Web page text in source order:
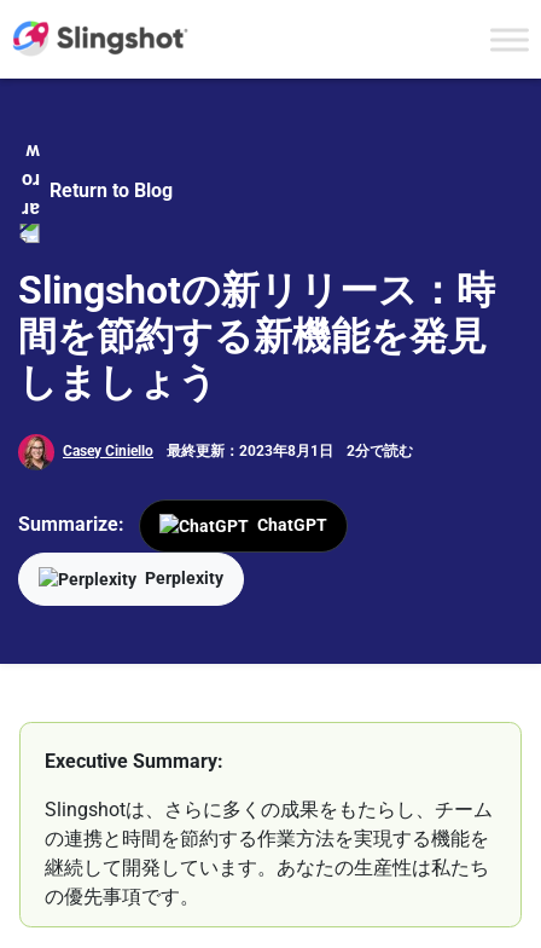
Return to Blog
Slingshotの新リリース：時
間を節約する新機能を発見
しましょう
Casey Ciniello 最終更新：2023年8月1日 2分で読む
Summarize: ChatGPT
Perplexity
Executive Summary:
Slingshotは、さらに多くの成果をもたらし、チーム
の連携と時間を節約する作業方法を実現する機能を
継続して開発しています。あなたの生産性は私たち
の優先事項です。